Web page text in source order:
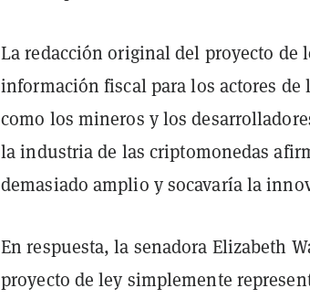
La redacción original del proyecto de
información fiscal para los actores
como los mineros y los
la industria de las criptomonedas
demasiado amplio y socavaría la
En respuesta, la senadora Elizabeth
proyecto de ley simplemente